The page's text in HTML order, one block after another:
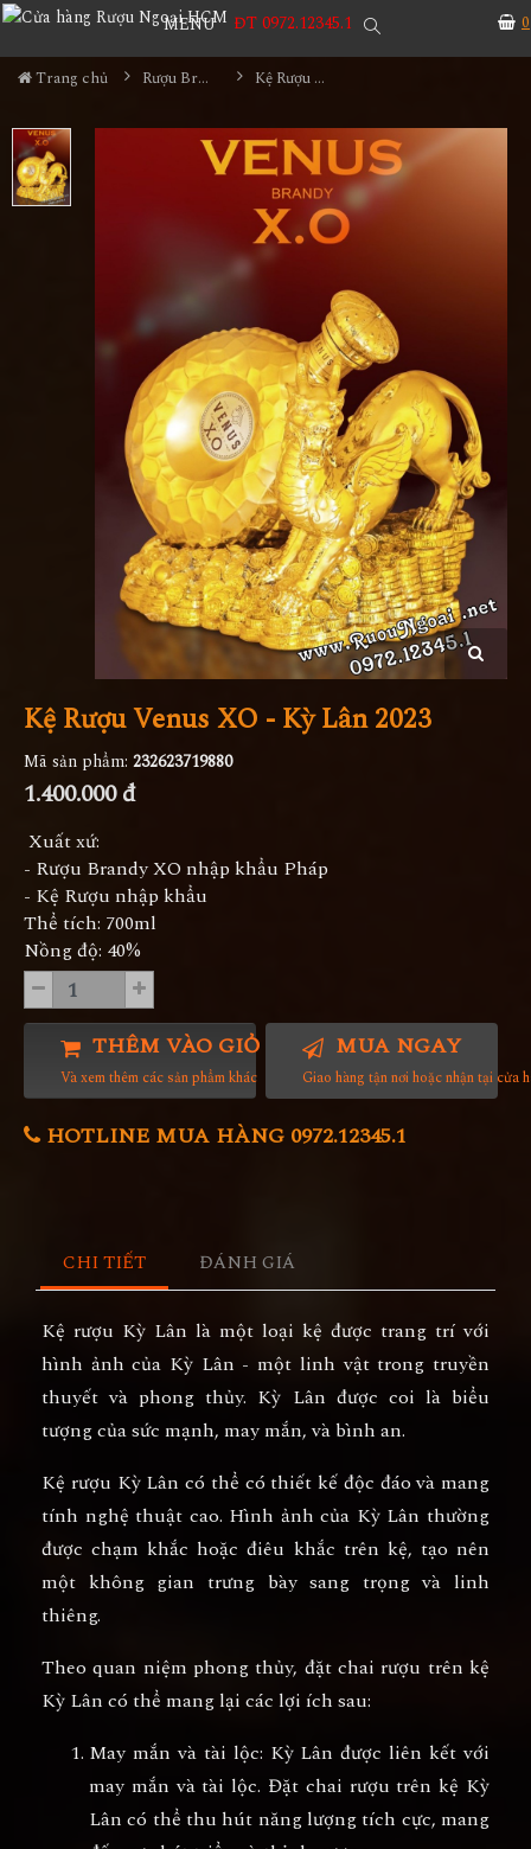
0
MENU ĐT 0972.12345.1
Trang chủ Rượu Brandy Kệ Rượu Venus XO - Kỳ Lân 2023
Kệ Rượu Venus XO - Kỳ Lân 2023
Mã sản phẩm: 232623719880
1.400.000 đ
Xuất xứ:
- Rượu Brandy XO nhập khẩu Pháp
- Kệ Rượu nhập khẩu
Thể tích: 700ml
Nồng độ: 40%
THÊM VÀO GIỎ HÀNG
Và xem thêm các sản phẩm khác
MUA NGAY
Giao hàng tận nơi hoặc nhận tại cửa
HOTLINE MUA HÀNG 0972.12345.1
CHI TIẾT ĐÁNH GIÁ
Kệ rượu Kỳ Lân là một loại kệ được trang trí với
hình ảnh của Kỳ Lân - một linh vật trong truyền
thuyết và phong thủy. Kỳ Lân được coi là biểu
tượng của sức mạnh, may mắn, và bình an.
Kệ rượu Kỳ Lân có thể có thiết kế độc đáo và mang
tính nghệ thuật cao. Hình ảnh của Kỳ Lân thường
được chạm khắc hoặc điêu khắc trên kệ, tạo nên
một không gian trưng bày sang trọng và linh
thiêng.
Theo quan niệm phong thủy, đặt chai rượu trên kệ
Kỳ Lân có thể mang lại các lợi ích sau:
May mắn và tài lộc: Kỳ Lân được liên kết với
may mắn và tài lộc. Đặt chai rượu trên kệ Kỳ
Lân có thể thu hút năng lượng tích cực, mang